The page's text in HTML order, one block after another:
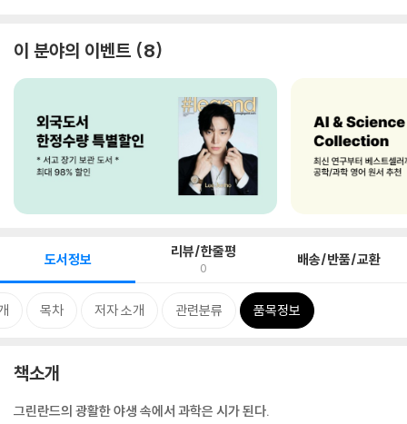
이 분야의 이벤트 8
도서정보 리뷰/한줄평
0 배송/반품/교환
목차 저자 소개 관련분류 품목정보
책소개
그린란드의 광활한 야생 속에서 과학은 시가 된다.